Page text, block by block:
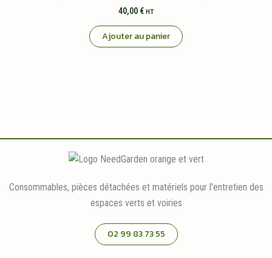
40,00 € HT
Ajouter au panier
Consommables, pièces détachées et matériels pour l'entretien des
espaces verts et voiries
02 99 83 73 55